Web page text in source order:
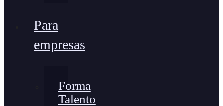
Para
empresas
Forma
Talento